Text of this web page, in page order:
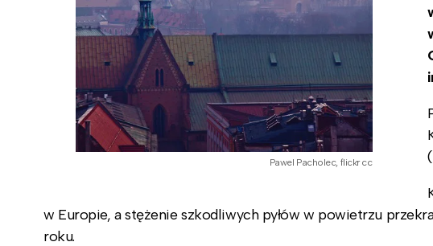
Pawel Pacholec, flickr cc
w Europie, a stężenie szkodliwych pyłów w powietrzu
roku.